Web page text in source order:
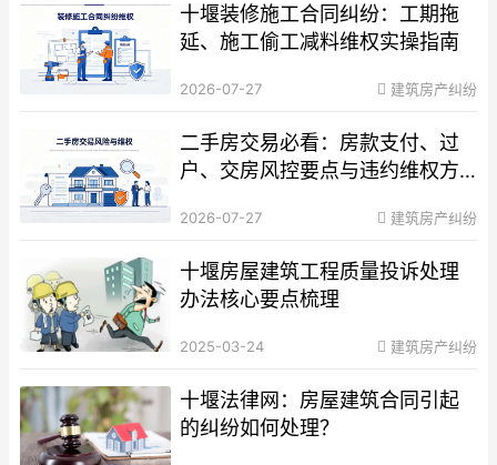
十堰装修施工合同纠纷：工期拖
延、施工偷工减料维权实操指南
2026-07-27 建筑房产纠纷
二手房交易必看：房款支付、过
户、交房风控要点与违约维权方
2026-07-27 建筑房产纠纷
十堰房屋建筑工程质量投诉处理
办法核心要点梳理
2025-03-24 建筑房产纠纷
十堰法律网：房屋建筑合同引起
的纠纷如何处理？